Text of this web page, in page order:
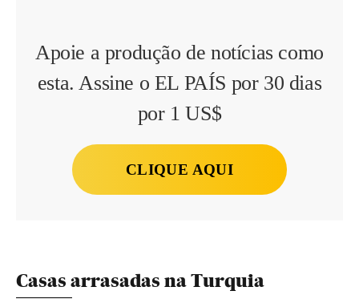
Apoie a produção de notícias como
esta. Assine o EL PAÍS por 30 dias
por 1 US$
CLIQUE AQUI
Casas arrasadas na Turquia